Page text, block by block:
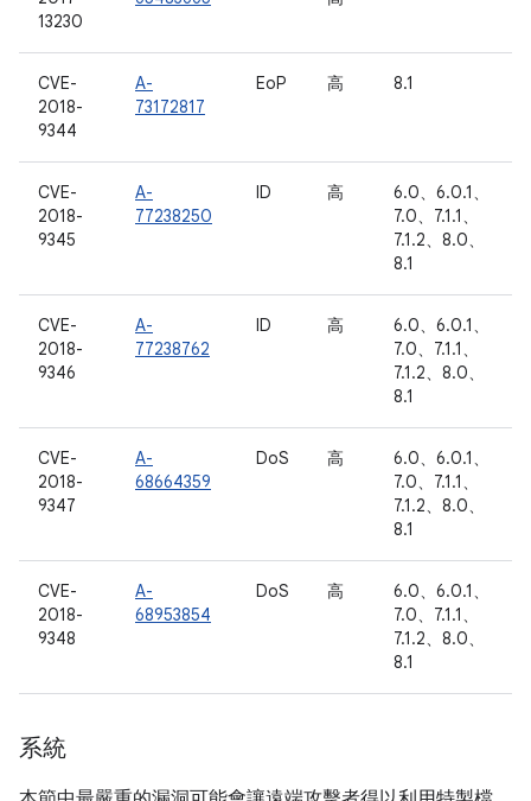
13230
CVE-
2018-
9344
A-
73172817
EoP 高 8.1
CVE-
2018-
9345
A-
77238250
ID 高
6.0、6.0.1、
7.0、7.1.1、
7.1.2、8.0、
8.1
CVE-
2018-
9346
A-
77238762
ID 高
6.0、6.0.1、
7.0、7.1.1、
7.1.2、8.0、
8.1
CVE-
2018-
9347
A-
68664359
DoS 高
6.0、6.0.1、
7.0、7.1.1、
7.1.2、8.0、
8.1
CVE-
2018-
9348
A-
68953854
DoS 高
6.0、6.0.1、
7.0、7.1.1、
7.1.2、8.0、
8.1
系統